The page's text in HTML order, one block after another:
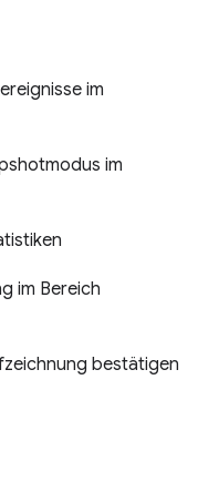
im
im
im Bereich
bestätigen